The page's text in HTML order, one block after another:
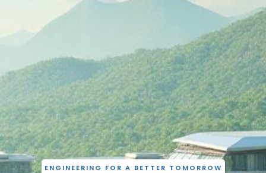
ENGINEERING FOR A BETTER TOMORROW